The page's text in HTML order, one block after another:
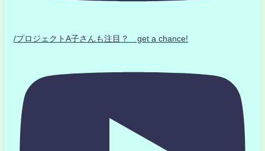
/プロジェクトA子さんも注目？ get a chance!